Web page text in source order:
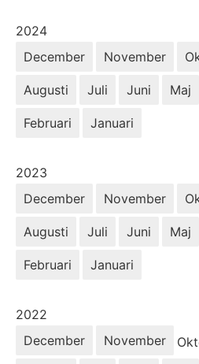
År:
2024
December
November
Augusti Juli Juni Maj
Februari Januari
År:
2023
December
November
Augusti Juli Juni Maj
Februari Januari
År:
2022
December
November